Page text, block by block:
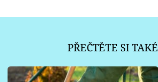
PŘEČTĚTE SI TAKÉ